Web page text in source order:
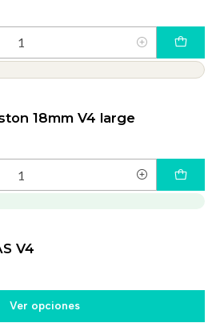
18mm V4 large
V4
Ver opciones